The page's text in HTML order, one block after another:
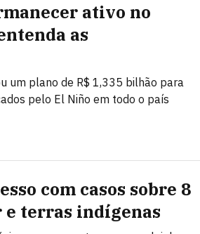
ativo no
as
um plano de R$ 1,335 bilhão para
pelo El Niño em todo o país
com casos sobre 8
e terras indígenas